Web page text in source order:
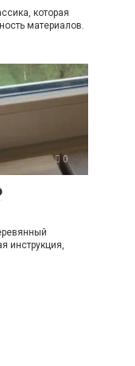
которая
материалов.
0
инструкция,